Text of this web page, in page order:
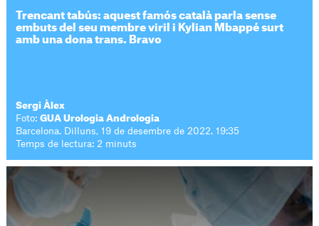
Trencant tabús: aquest famós català parla sense
embuts del seu membre viril i Kylian Mbappé surt
amb una dona trans. Bravo
Sergi Àlex
Foto:GUA Urologia Andrologia
Barcelona. Dilluns, 19 de desembre de 2022. 19:35
Temps de lectura: 2 minuts